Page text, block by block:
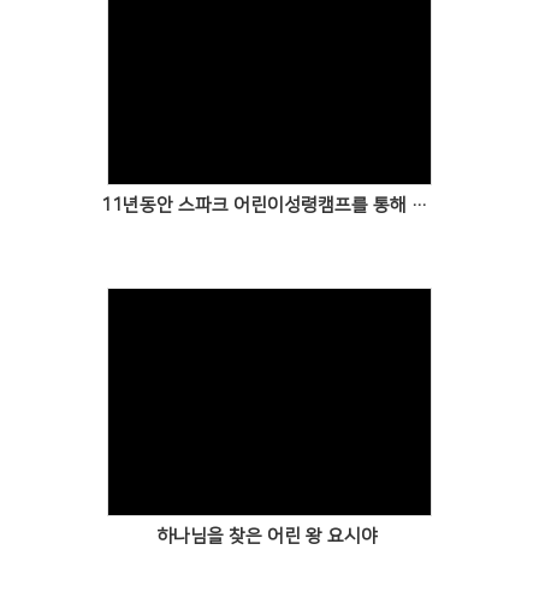
11년동안 스파크 어린이성령캠프를 통해 복음들은 어린이들과 교사들이 5,500명이 됩니다
하나님을 찾은 어린 왕 요시야